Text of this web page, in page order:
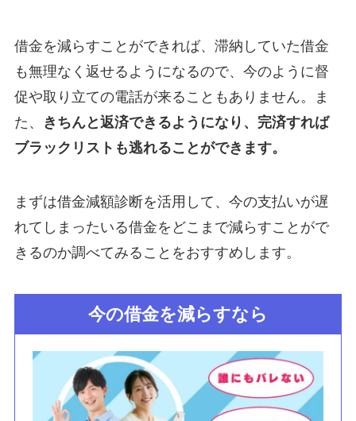
借金を減らすことができれば、滞納していた借金
も無理なく返せるようになるので、今のように督
促や取り立ての電話が来ることもありません。ま
た、
きちんと返済できるようになり、完済すれば
ブラックリストも逃れることができます。
まずは借金減額診断を活用して、今の支払いが遅
れてしまったいる借金をどこまで減らすことがで
きるのか調べてみることをおすすめします。
今の借金を減らすなら